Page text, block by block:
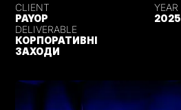
CLIENT
PAYOP
YEAR
2025
DELIVERABLE
КОРПОРАТИВНІ
ЗАХОДИ